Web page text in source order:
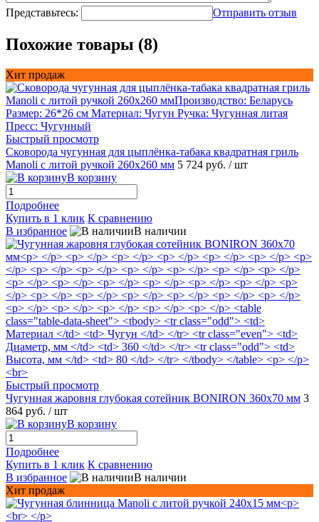
Представьтесь: Отправить отзыв
Похожие товары (8)
Хит продаж
Быстрый просмотр
Сковорода чугунная для цыплёнка-табака квадратная гриль
Manoli с литой ручкой 260х260 мм 5 724 руб. / шт
В корзину
Подробнее
Купить в 1 клик К сравнению
В избранное
В наличии
Быстрый просмотр
Чугунная жаровня глубокая сотейник BONIRON 360х70 мм 3
864 руб. / шт
В корзину
Подробнее
Купить в 1 клик К сравнению
В избранное
В наличии
Хит продаж